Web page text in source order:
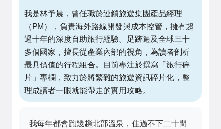
我是林予晨，曾任職於連鎖旅遊集團產品經理
（PM），負責海外路線開發與成本控管，擁有超
過十年的深度自助旅行經驗。足跡遍及全球三十
多個國家，擅長從產業內部的視角，為讀者剖析
最具價值的行程組合。目前專注於撰寫「旅行碎
片」專欄，致力於將繁雜的旅遊資訊碎片化，整
理成讀者一眼就能帶走的實用攻略。
我每年都會跑幾趟北部溫泉，住過不下二十間